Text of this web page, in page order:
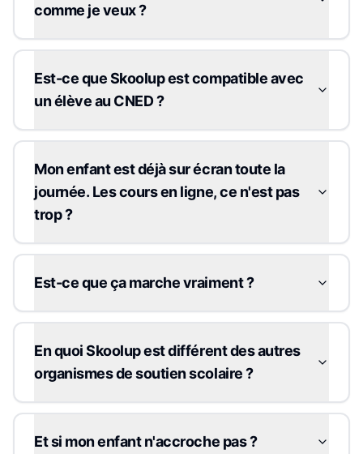
comme je veux ?
Est-ce que Skoolup est compatible avec
un élève au CNED ?
Mon enfant est déjà sur écran toute la
journée. Les cours en ligne, ce n'est pas
trop ?
Est-ce que ça marche vraiment ?
En quoi Skoolup est différent des autres
organismes de soutien scolaire ?
Et si mon enfant n'accroche pas ?